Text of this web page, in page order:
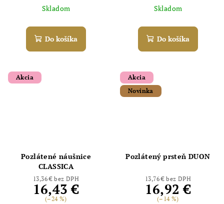
Skladom
Do košíka
Skladom
Do košíka
Akcia
Pozlátené náušnice
CLASSICA
13,36 € bez DPH
16,43 €
(–24 %)
Akcia
Novinka
Pozlátený prsteň DUON
13,76 € bez DPH
16,92 €
(–14 %)